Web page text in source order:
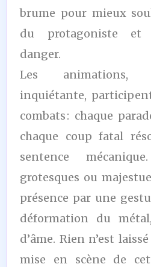
brume pour mieux
du protagoniste et
danger.
Les animations,
inquiétante,
combats : chaque
chaque coup fatal
sentence
grotesques ou
présence par une
déformation du
d’âme. Rien n’est
mise en scène de